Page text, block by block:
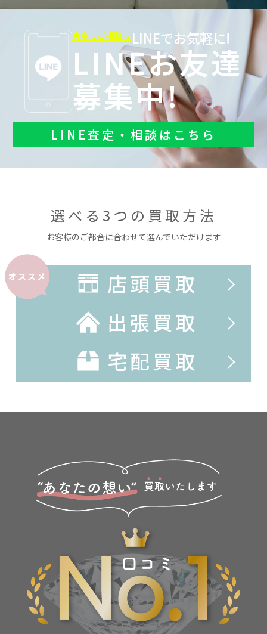
査定もご相談も LINEでお気軽に!
LINEお友達
募集中!
LINE査定・相談はこちら
選べる3つの買取方法
お客様のご都合に合わせて選んでいただけます
オススメ
店頭買取
出張買取
宅配買取